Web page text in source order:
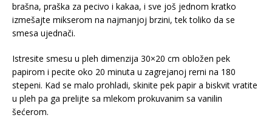
brašna, praška za pecivo i kakaa, i sve još jednom kratko
izmešajte mikserom na najmanjoj brzini, tek toliko da se
smesa ujednači.
Istresite smesu u pleh dimenzija 30×20 cm obložen pek
papirom i pecite oko 20 minuta u zagrejanoj rerni na 180
stepeni. Kad se malo prohladi, skinite pek papir a biskvit vratite
u pleh pa ga prelijte sa mlekom prokuvanim sa vanilin
šećerom.